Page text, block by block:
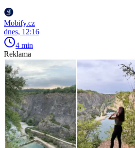
Mobify.cz
dnes, 12:16
4 min
Reklama